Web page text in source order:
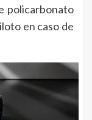
policarbonato
en caso de